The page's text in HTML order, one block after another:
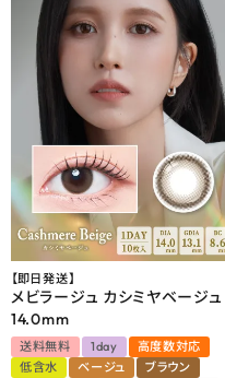
【即日発送】
メビラージュ カシミヤベージュ
14.0mm
送料無料 1day
高度数対応
低含水
ベージュ
ブラウン